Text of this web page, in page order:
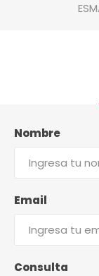
Nombre
Email
Consulta